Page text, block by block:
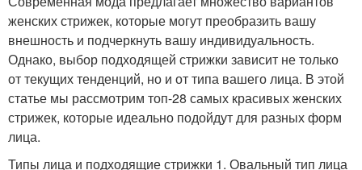
женских стрижек, которые могут преобразить вашу
внешность и подчеркнуть вашу индивидуальность.
Однако, выбор подходящей стрижки зависит не только
от текущих тенденций, но и от типа вашего лица. В этой
статье мы рассмотрим топ-28 самых красивых женских
стрижек, которые идеально подойдут для разных форм
лица.
Типы лица и подходящие стрижки 1. Овальный тип лица